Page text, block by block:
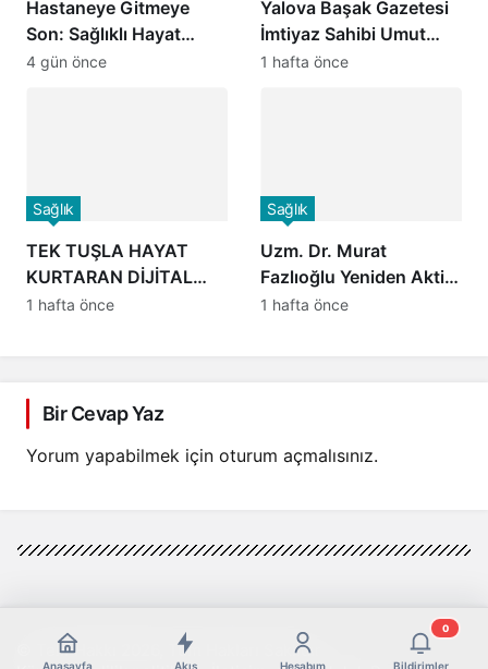
Hastaneye Gitmeye
Son: Sağlıklı Hayat
Merkezlerinde Uzaktan
4 gün önce
Yalova Başak Gazetesi
İmtiyaz Sahibi Umut
Yılmaz’dan Başhekim
1 hafta önce
TEK TUŞLA HAYAT
KURTARAN DİJİTAL
DEVRİM: “HAYAT 112”
Sağlık
1 hafta önce
Uzm. Dr. Murat
Fazlıoğlu Yeniden Aktif
International Hospital
Sağlık
1 hafta önce
Bir Cevap Yaz
Yorum yapabilmek için oturum açmalısınız.
Anasayfa Akış Hesabım Bildirimler
0
© Telif Hakkı 2026, Tüm Hakları Saklıdır